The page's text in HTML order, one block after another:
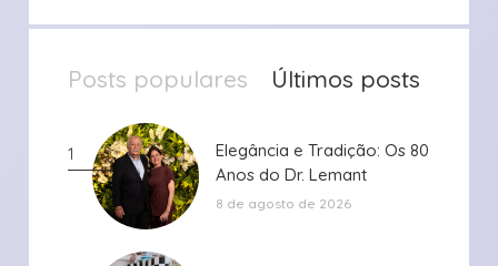
Posts populares Últimos posts
1
Elegância e Tradição: Os 80
Anos do Dr. Lemant
Elegância e Tradição: Os 80
Anos do Dr. Lemant
8 de agosto de 2026